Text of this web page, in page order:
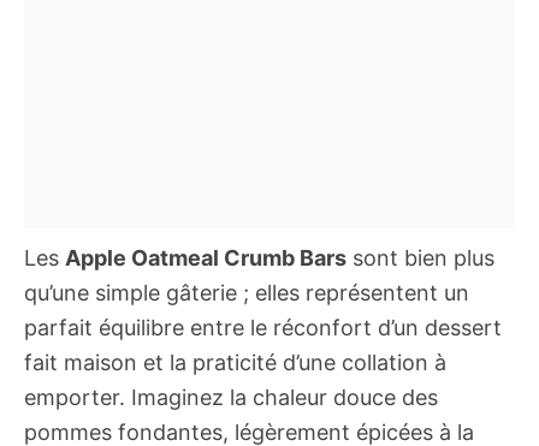
Les Apple Oatmeal Crumb Bars sont bien plus
qu’une simple gâterie ; elles représentent un
parfait équilibre entre le réconfort d’un dessert
fait maison et la praticité d’une collation à
emporter. Imaginez la chaleur douce des
pommes fondantes, légèrement épicées à la